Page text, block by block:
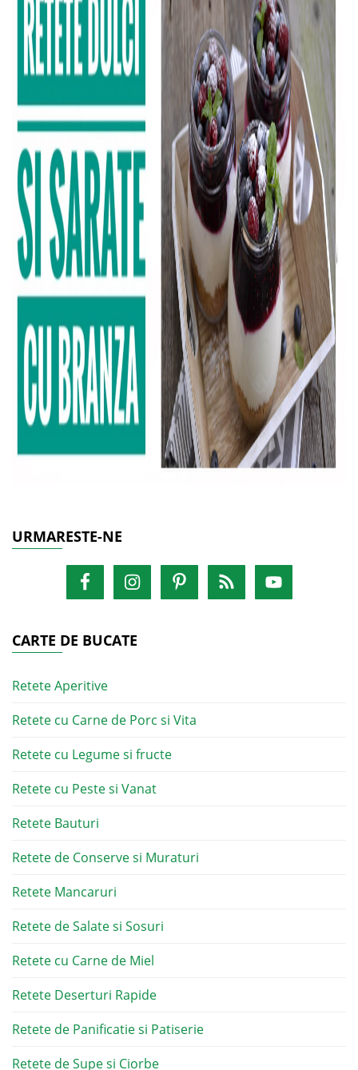
URMARESTE-NE
CARTE DE BUCATE
Retete Aperitive
Retete cu Carne de Porc si Vita
Retete cu Legume si fructe
Retete cu Peste si Vanat
Retete Bauturi
Retete de Conserve si Muraturi
Retete Mancaruri
Retete de Salate si Sosuri
Retete cu Carne de Miel
Retete Deserturi Rapide
Retete de Panificatie si Patiserie
Retete de Supe si Ciorbe